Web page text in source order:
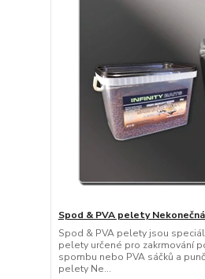
Spod & PVA pelety
Spod & PVA pelety jsou
pelety určené pro zakrmování
spombu nebo PVA sáčků a
pelety Ne...